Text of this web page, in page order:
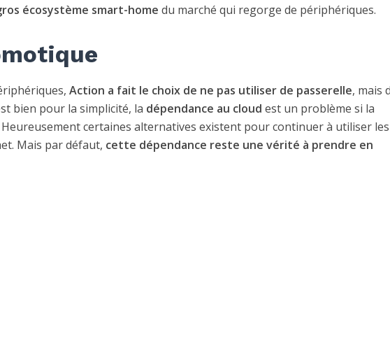
écosystème smart-home du marché qui regorge de périphériques.
Action a fait le choix de ne pas utiliser de passerelle, mais
bien pour la simplicité, la dépendance au cloud est un problème si la
certaines alternatives existent pour continuer à utiliser les
Mais par défaut, cette dépendance reste une vérité à prendre en